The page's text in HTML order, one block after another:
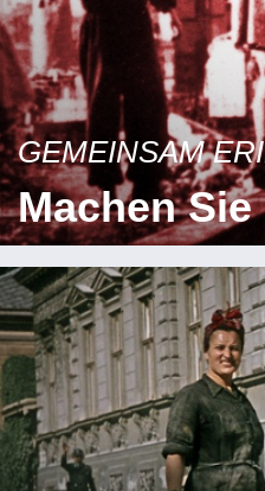
GEMEINSAM
Machen